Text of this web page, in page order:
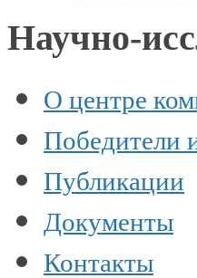
Научно-
О центре
Победители
Публикации
Документы
Контакты